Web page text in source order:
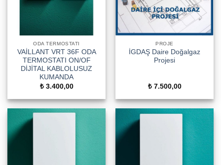
ODA TERMOSTATI
VAİLLANT VRT 36F ODA
TERMOSTATI ON/OF
DİJİTAL KABLOLUSUZ
KUMANDA
₺3.400,00
PROJE
İGDAŞ Daire Doğalgaz
Projesi
₺7.500,00